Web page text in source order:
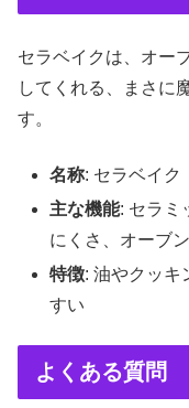
セラベイクは、オー
してくれる、まさに
す。
名称: セラベイク
主な機能: セラミ
にくさ、オーブ
特徴: 油やクッキ
すい
よくある質問